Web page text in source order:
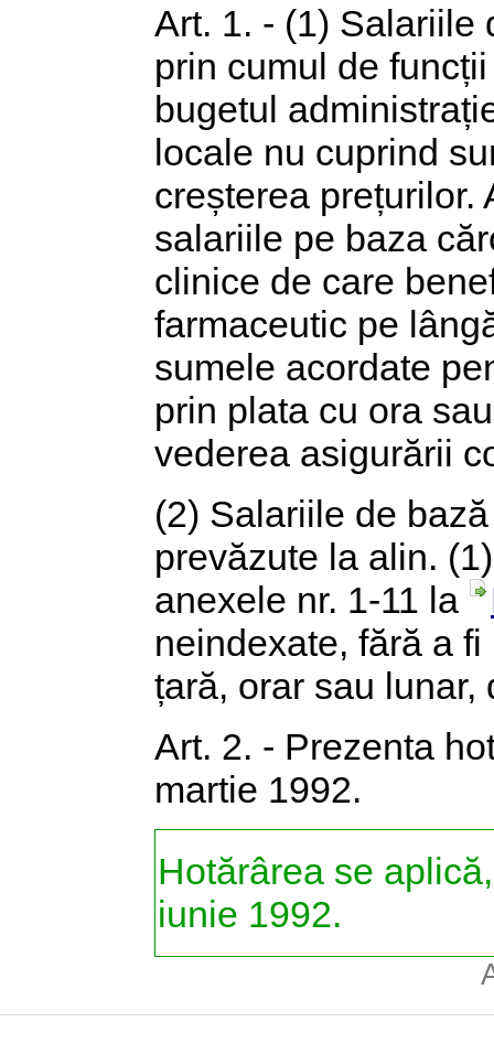
Art. 1. - (1) Salariile
prin cumul de
bugetul
locale nu cuprind
creșterea prețurilor.
salariile pe baza
clinice de care
farmaceutic pe
sumele acordate
prin plata cu ora
vederea asigurării
(2) Salariile de
prevăzute la alin.
anexele nr. 1-11 la
neindexate, fără a
țară, orar sau lunar,
Art. 2. - Prezenta
martie 1992.
Hotărârea se
iunie 1992.